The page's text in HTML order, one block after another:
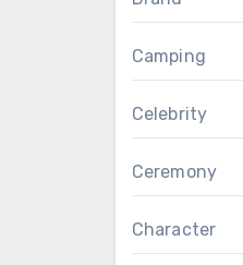
Camping
Celebrity
Ceremony
Character